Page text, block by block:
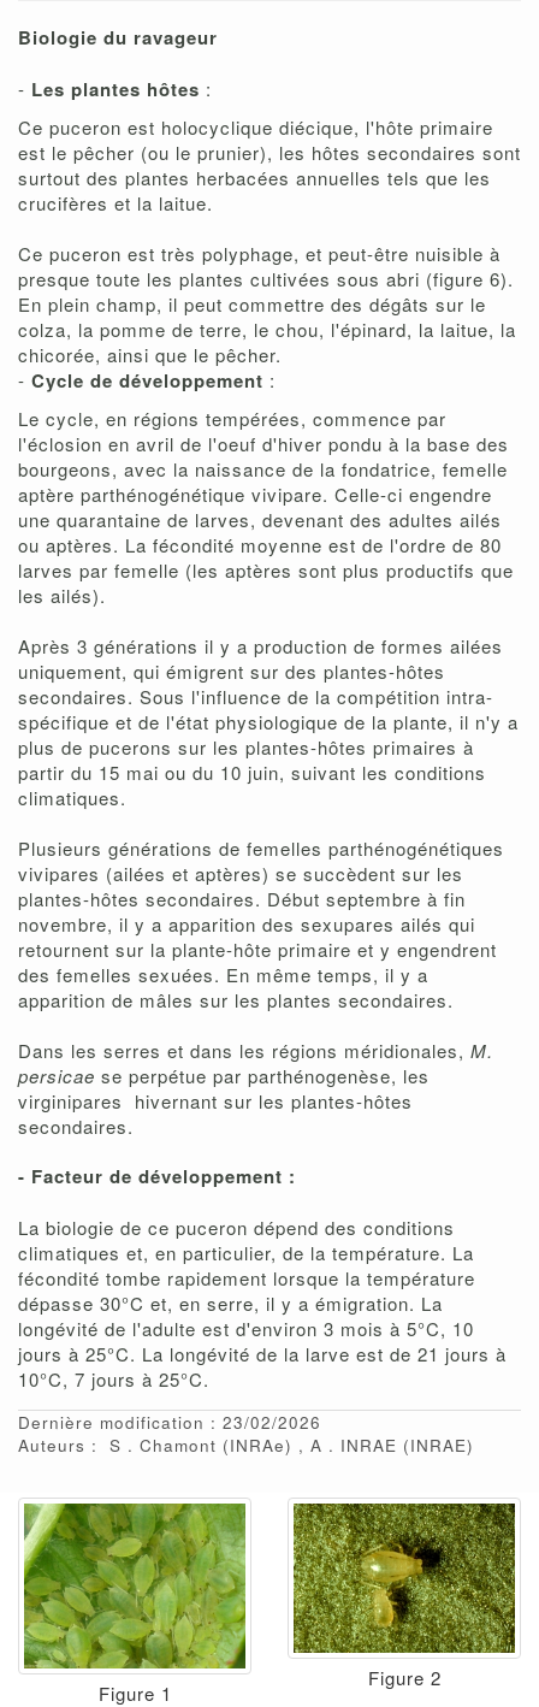
Biologie du ravageur
- Les plantes hôtes :
Ce puceron est holocyclique diécique, l'hôte primaire
est le pêcher (ou le prunier), les hôtes secondaires sont
surtout des plantes herbacées annuelles tels que les
crucifères et la laitue.
Ce puceron est très polyphage, et peut-être nuisible à
presque toute les plantes cultivées sous abri (figure 6).
En plein champ, il peut commettre des dégâts sur le
colza, la pomme de terre, le chou, l'épinard, la laitue, la
chicorée, ainsi que le pêcher.
- Cycle de développement :
Le cycle, en régions tempérées, commence par
l'éclosion en avril de l'oeuf d'hiver pondu à la base des
bourgeons, avec la naissance de la fondatrice, femelle
aptère parthénogénétique vivipare. Celle-ci engendre
une quarantaine de larves, devenant des adultes ailés
ou aptères. La fécondité moyenne est de l'ordre de 80
larves par femelle (les aptères sont plus productifs que
les ailés).
Après 3 générations il y a production de formes ailées
uniquement, qui émigrent sur des plantes-hôtes
secondaires. Sous l'influence de la compétition intra-
spécifique et de l'état physiologique de la plante, il n'y a
plus de pucerons sur les plantes-hôtes primaires à
partir du 15 mai ou du 10 juin, suivant les conditions
climatiques.
Plusieurs générations de femelles parthénogénétiques
vivipares (ailées et aptères) se succèdent sur les
plantes-hôtes secondaires. Début septembre à fin
novembre, il y a apparition des sexupares ailés qui
retournent sur la plante-hôte primaire et y engendrent
des femelles sexuées. En même temps, il y a
apparition de mâles sur les plantes secondaires.
Dans les serres et dans les régions méridionales, M.
persicae se perpétue par parthénogenèse, les
virginipares hivernant sur les plantes-hôtes
secondaires.
- Facteur de développement :
La biologie de ce puceron dépend des conditions
climatiques et, en particulier, de la température. La
fécondité tombe rapidement lorsque la température
dépasse 30°C et, en serre, il y a émigration. La
longévité de l'adulte est d'environ 3 mois à 5°C, 10
jours à 25°C. La longévité de la larve est de 21 jours à
10°C, 7 jours à 25°C.
Dernière modification : 23/02/2026
Auteurs :
S Chamont (INRAe) A INRAE (INRAE)
Figure 1
Figure 2